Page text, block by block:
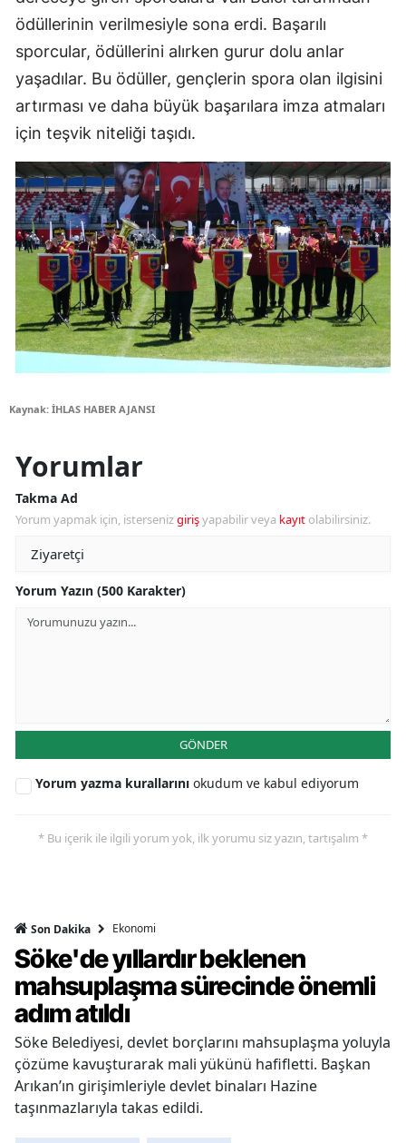
ödüllerinin verilmesiyle sona erdi. Başarılı
sporcular, ödüllerini alırken gurur dolu anlar
yaşadılar. Bu ödüller, gençlerin spora olan ilgisini
artırması ve daha büyük başarılara imza atmaları
için teşvik niteliği taşıdı.
Kaynak: İHLAS HABER AJANSI
Yorumlar
Takma Ad
Yorum yapmak için, istersenizgirişyapabilir veya kayıt olabilirsiniz.
Yorum Yazın (500 Karakter)
GÖNDER
Yorum yazma kurallarını okudum ve kabul ediyorum
* Bu içerik ile ilgili yorum yok, ilk yorumu siz yazın, tartışalım *
Son Dakika Ekonomi
Söke'de yıllardır beklenen
mahsuplaşma sürecinde önemli
adım atıldı
Söke Belediyesi, devlet borçlarını mahsuplaşma yoluyla
çözüme kavuşturarak mali yükünü hafifletti. Başkan
Arıkan’ın girişimleriyle devlet binaları Hazine
taşınmazlarıyla takas edildi.